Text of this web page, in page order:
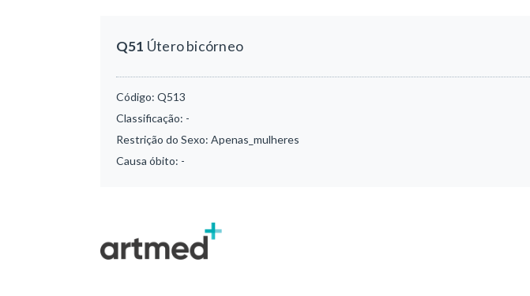
Q51 Útero bicórneo
Código: Q513
Classificação: -
Restrição do Sexo: Apenas_mulheres
Causa óbito: -